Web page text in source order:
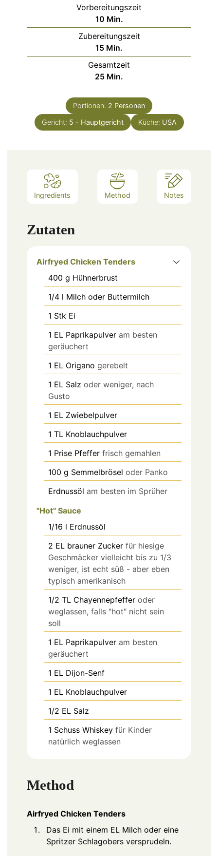
Vorbereitungszeit
10Minuten
Min.
Zubereitungszeit
15Minuten
Min.
Gesamtzeit
25Minuten
Min.
Portionen: 2 Personen
Gericht: 5 - Hauptgericht Küche: USA
Ingredients Method Notes
Zutaten
Airfryed Chicken Tenders
400 g Hühnerbrust
1/4 l Milch oder Buttermilch
1 Stk Ei
1 EL Paprikapulver am besten
geräuchert
1 EL Origano gerebelt
1 EL Salz oder weniger, nach
Gusto
1 EL Zwiebelpulver
1 TL Knoblauchpulver
1 Prise Pfeffer frisch gemahlen
100 g Semmelbrösel oder Panko
Erdnussöl am besten im Sprüher
"Hot" Sauce
1/16 l Erdnussöl
2 EL brauner Zucker für hiesige
Geschmäcker vielleicht bis zu 1/3
weniger, ist echt süß - aber eben
typisch amerikanisch
1/2 TL Chayennepfeffer oder
weglassen, falls "hot" nicht sein
soll
1 EL Paprikapulver am besten
geräuchert
1 EL Dijon-Senf
1 EL Knoblauchpulver
1/2 EL Salz
1 Schuss Whiskey für Kinder
natürlich weglassen
Method
Airfryed Chicken Tenders
Das Ei mit einem EL Milch oder eine
Spritzer Schlagobers versprudeln.